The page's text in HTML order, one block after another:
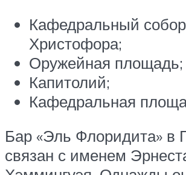
Кафедральный
Христофора;
Оружейная площадь;
Капитолий;
Кафедральная
Бар «Эль Флоридита» в
связан с именем